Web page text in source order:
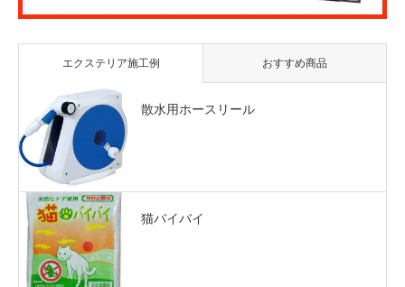
エクステリア施工例 おすすめ商品
散水用ホースリール
猫バイバイ